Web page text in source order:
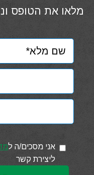
מלאו את הטופס
אני מסכים/ה ל
ליצירת קשר